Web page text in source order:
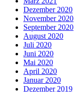
Dezember 2020
November 2020
September 2020
August 2020
Juli 2020
Juni 2020
Mai 2020
April 2020
Januar 2020
Dezember 2019